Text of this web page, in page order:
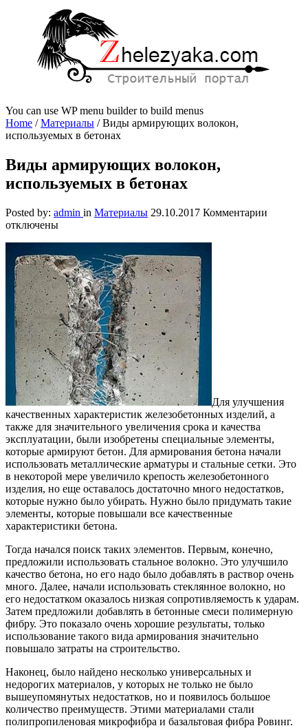
You can use WP menu builder to build menus
Home /Материалы /Виды армирующих волокон,
используемых в бетонах
Виды армирующих волокон,
используемых в бетонах
Posted by: admin in Материалы 29.10.2017 Комментарии
отключены
Для улучшения
качественных характеристик железобетонных изделий, а
также для значительного увеличения срока и качества
эксплуатации, были изобретены специальные элементы,
которые армируют бетон. Для армирования бетона начали
использовать металлические арматуры и стальные сетки. Это
в некоторой мере увеличило крепость железобетонного
изделия, но еще оставалось достаточно много недостатков,
которые нужно было убирать. Нужно было придумать такие
элементы, которые повышали все качественные
характеристики бетона.
Тогда начался поиск таких элементов. Первым, конечно,
предложили использовать стальное волокно. Это улучшило
качество бетона, но его надо было добавлять в раствор очень
много. Далее, начали использовать стеклянное волокно, но
его недостатком оказалось низкая сопротивляемость к ударам.
Затем предложили добавлять в бетонные смеси полимерную
фибру. Это показало очень хорошие результаты, только
использование такого вида армирования значительно
повышало затраты на строительство.
Наконец, было найдено несколько универсальных и
недорогих материалов, у которых не только не было
вышеупомянутых недостатков, но и появилось большое
количество преимуществ. Этими материалами стали
полипропиленовая микрофибра и базальтовая фибра Ровинг.